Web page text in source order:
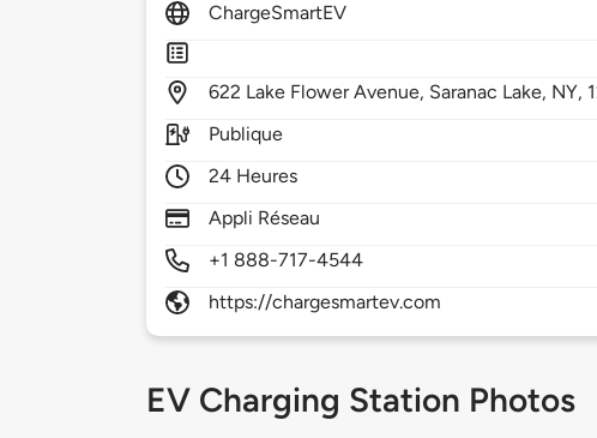
ChargeSmartEV
622 Lake Flower Avenue, Saranac Lake, NY,
Publique
24 Heures
Appli Réseau
+1 888-717-4544
https://chargesmartev.com
EV Charging Station Photos